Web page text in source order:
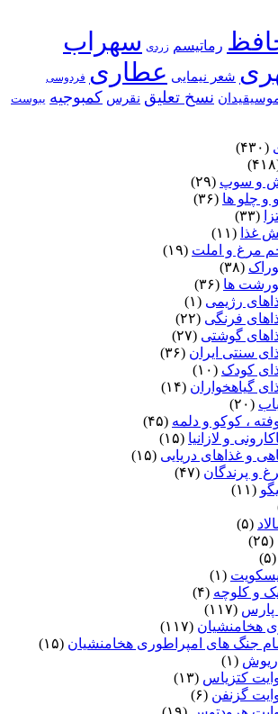
رماتیسم زردی سهراب
شعر نیمایی عطاری فردوسی
نسخ تعلیق نقرس کمبوجیه یبوست
(۴۳۰)
و سوپ (۲۹)
و چلو ها (۳۶)
(۳۳)
غذا (۱۱)
مرغ و املت (۱۹)
(۳۸)
ها (۳۶)
رژیمی (۱)
فرنگی (۲۲)
گوشتی (۲۷)
سنتی ایران (۳۶)
کودک (۱۰)
گیاهخواران (۱۴)
(۲۰)
، کوکو و دلمه (۴۵)
و لازانیا (۱۵)
و غذاهای دریایی (۱۵)
و پرندگان (۴۷)
(۱۱)
(۵)
(۲۵)
(۵)
(۱)
و کلوچه (۴)
پارس (۱۱۷)
هخامنشیان (۱۱۷)
جنگ های امپراطوری هخامنشیان (۱۵)
(۱)
کتزیاس (۱۳)
گزنفن (۶)